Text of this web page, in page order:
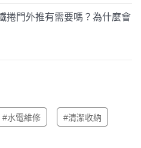
捲門外推有需要嗎？為什麼會
#水電維修 #清潔收納